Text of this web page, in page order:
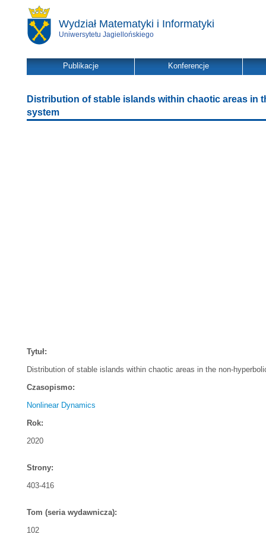
Wydział Matematyki i Informatyki
Uniwersytetu Jagiellońskiego
Publikacje Konferencje
Distribution of stable islands within chaotic areas in
system
Tytuł:
Distribution of stable islands within chaotic areas in the non-
Czasopismo:
Nonlinear Dynamics
Rok:
2020
Strony:
403-416
Tom (seria wydawnicza):
102